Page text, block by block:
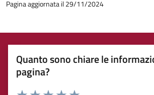
Pagina aggiornata il 29/11/2024
Quanto sono chiare le
pagina?